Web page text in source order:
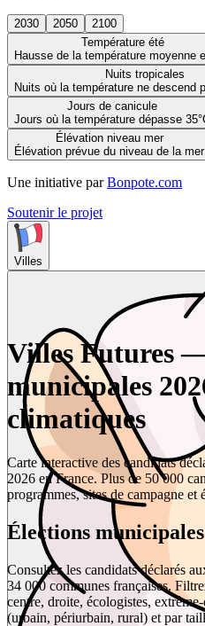
2030 2050
2100
Température été
Hausse de la température moyenne
Nuits tropicales
Nuits où la température ne descend
Jours de canicule
Jours où la température dépasse
Élévation niveau mer
Élévation prévue du niveau de la mer
Une initiative par Bonpote.com
Soutenir le projet
Villes
Villes Futures
municipales
climatiques
Carte interactive des candidats
2026 en France. Plus de 50 000
programmes, sites de campagne et
Élections
Consultez les candidats déclarés
34 000 communes françaises.
centre, droite, écologistes,
(urbain, périurbain, rural) et par